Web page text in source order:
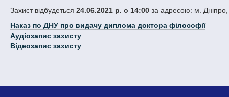
Захист відбудеться 24.06.2021 р. о 14:00за адресою: м. Дніпро,
Наказ по ДНУ про видачу диплома доктора філософії
Аудіозапис захисту
Відеозапис захисту